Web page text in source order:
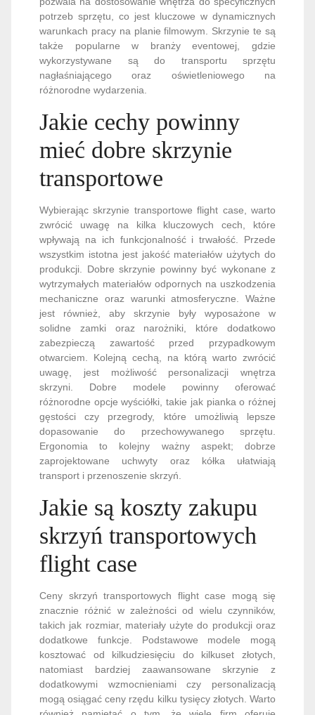
potrzeb sprzętu, co jest kluczowe w dynamicznych
warunkach pracy na planie filmowym. Skrzynie te są
także popularne w branży eventowej, gdzie
wykorzystywane są do transportu sprzętu
nagłaśniającego oraz oświetleniowego na
różnorodne wydarzenia.
Jakie cechy powinny
mieć dobre skrzynie
transportowe
Wybierając skrzynie transportowe flight case, warto
zwrócić uwagę na kilka kluczowych cech, które
wpływają na ich funkcjonalność i trwałość. Przede
wszystkim istotna jest jakość materiałów użytych do
produkcji. Dobre skrzynie powinny być wykonane z
wytrzymałych materiałów odpornych na uszkodzenia
mechaniczne oraz warunki atmosferyczne. Ważne
jest również, aby skrzynie były wyposażone w
solidne zamki oraz narożniki, które dodatkowo
zabezpieczą zawartość przed przypadkowym
otwarciem. Kolejną cechą, na którą warto zwrócić
uwagę, jest możliwość personalizacji wnętrza
skrzyni. Dobre modele powinny oferować
różnorodne opcje wyściółki, takie jak pianka o różnej
gęstości czy przegrody, które umożliwią lepsze
dopasowanie do przechowywanego sprzętu.
Ergonomia to kolejny ważny aspekt; dobrze
zaprojektowane uchwyty oraz kółka ułatwiają
transport i przenoszenie skrzyń.
Jakie są koszty zakupu
skrzyń transportowych
flight case
Ceny skrzyń transportowych flight case mogą się
znacznie różnić w zależności od wielu czynników,
takich jak rozmiar, materiały użyte do produkcji oraz
dodatkowe funkcje. Podstawowe modele mogą
kosztować od kilkudziesięciu do kilkuset złotych,
natomiast bardziej zaawansowane skrzynie z
dodatkowymi wzmocnieniami czy personalizacją
mogą osiągać ceny rzędu kilku tysięcy złotych. Warto